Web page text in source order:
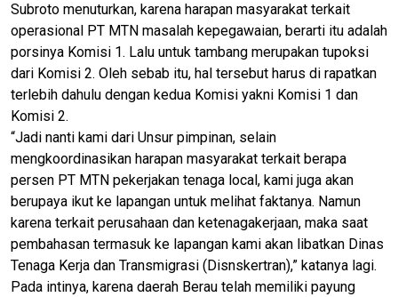
Subroto menuturkan, karena harapan masyarakat terkait
operasional PT MTN masalah kepegawaian, berarti itu adalah
porsinya Komisi 1. Lalu untuk tambang merupakan tupoksi
dari Komisi 2. Oleh sebab itu, hal tersebut harus di rapatkan
terlebih dahulu dengan kedua Komisi yakni Komisi 1 dan
Komisi 2.
“Jadi nanti kami dari Unsur pimpinan, selain
mengkoordinasikan harapan masyarakat terkait berapa
persen PT MTN pekerjakan tenaga local, kami juga akan
berupaya ikut ke lapangan untuk melihat faktanya. Namun
karena terkait perusahaan dan ketenagakerjaan, maka saat
pembahasan termasuk ke lapangan kami akan libatkan Dinas
Tenaga Kerja dan Transmigrasi (Disnskertran),” katanya lagi.
Pada intinya, karena daerah Berau telah memiliki payung